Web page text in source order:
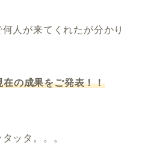
人が来てくれたが分かり
の成果をご発表！！
ッタ。。。